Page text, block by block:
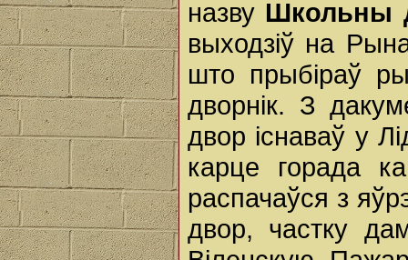
назву Школьны
выходзіў на
што прыбіраў
дворнік. З
двор існаваў у
карце горада
распачаўся з
двор, частку